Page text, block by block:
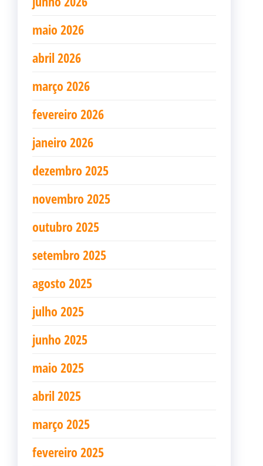
maio 2026
abril 2026
março 2026
fevereiro 2026
janeiro 2026
dezembro 2025
novembro 2025
outubro 2025
setembro 2025
agosto 2025
julho 2025
junho 2025
maio 2025
abril 2025
março 2025
fevereiro 2025